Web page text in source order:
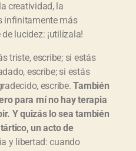
creatividad, la
infinitamente más
lucidez: ¡utilízala!
triste, escribe; si estás
escribe; si estás
escribe.También
para mí no hay terapia
Y quizás lo sea también
un acto de
y libertad: cuando